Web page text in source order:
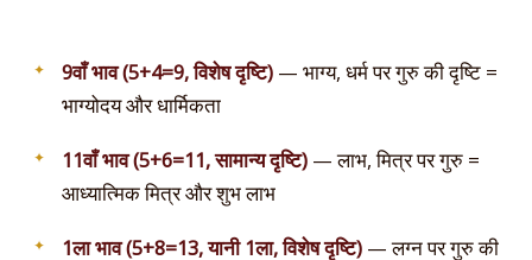
9वाँ भाव (5+4=9, विशेष दृष्टि) — भाग्य, धर्म पर गुरु की दृष्टि =
भाग्योदय और धार्मिकता
11वाँ भाव (5+6=11, सामान्य दृष्टि) — लाभ, मित्र पर गुरु =
आध्यात्मिक मित्र और शुभ लाभ
1ला भाव (5+8=13, यानी 1ला, विशेष दृष्टि) — लग्न पर गुरु की